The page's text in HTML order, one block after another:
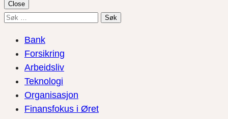
etter:
Close
Søk
Bank
Forsikring
Arbeidsliv
Teknologi
Organisasjon
Finansfokus i Øret